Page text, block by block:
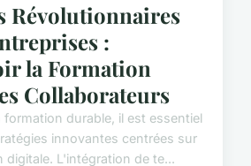
Révolutionnaires
:
la Formation
Collaborateurs
formation durable, il est essentiel
innovantes centrées sur
digitale. L'intégration de te...